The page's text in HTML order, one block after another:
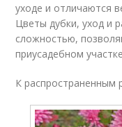
уходе и отличаются
Цветы дубки, уход и
сложностью,
приусадебном
К распространенным